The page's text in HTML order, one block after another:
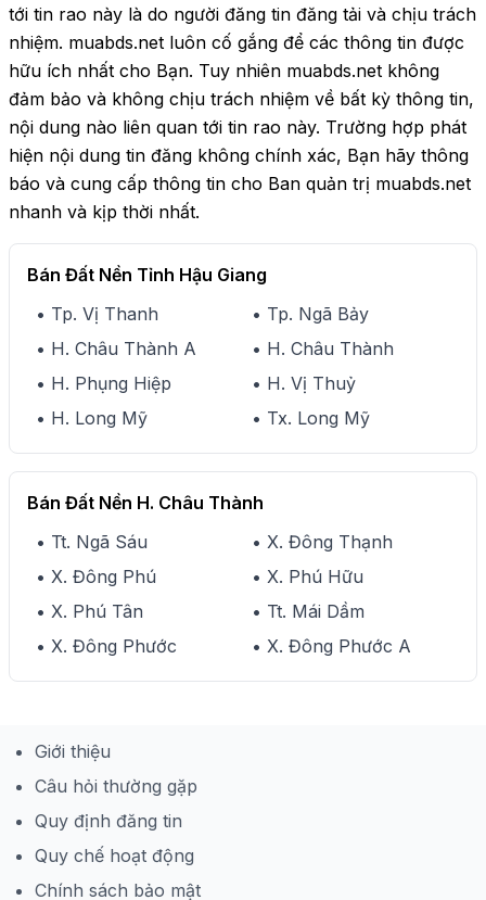
tới tin rao này là do người đăng tin đăng tải và chịu trách
nhiệm. muabds.net luôn cố gắng để các thông tin được
hữu ích nhất cho Bạn. Tuy nhiên muabds.net không
đảm bảo và không chịu trách nhiệm về bất kỳ thông tin,
nội dung nào liên quan tới tin rao này. Trường hợp phát
hiện nội dung tin đăng không chính xác, Bạn hãy thông
báo và cung cấp thông tin cho Ban quản trị muabds.net
nhanh và kịp thời nhất.
Bán Đất Nền Tỉnh Hậu Giang
• Tp. Vị Thanh
• Tp. Ngã Bảy
• H. Châu Thành A
• H. Châu Thành
• H. Phụng Hiệp
• H. Vị Thuỷ
• H. Long Mỹ
• Tx. Long Mỹ
Bán Đất Nền H. Châu Thành
• Tt. Ngã Sáu
• X. Đông Thạnh
• X. Đông Phú
• X. Phú Hữu
• X. Phú Tân
• Tt. Mái Dầm
• X. Đông Phước
• X. Đông Phước A
Giới thiệu
Câu hỏi thường gặp
Quy định đăng tin
Quy chế hoạt động
Chính sách bảo mật